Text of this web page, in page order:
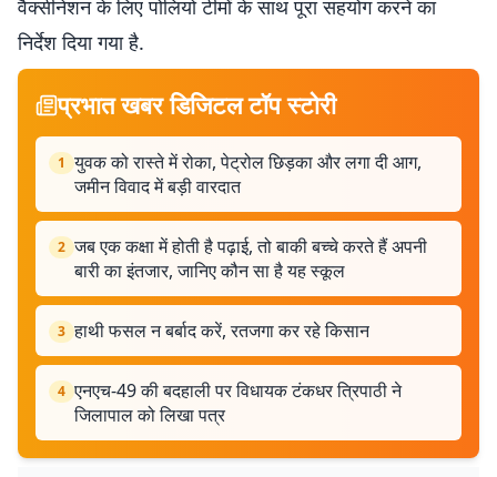
वैक्सीनेशन के लिए पोलियो टीमों के साथ पूरा सहयोग करने का
निर्देश दिया गया है.
प्रभात खबर डिजिटल टॉप स्टोरी
1 युवक को रास्ते में रोका, पेट्रोल छिड़का और लगा दी आग,
जमीन विवाद में बड़ी वारदात
2 जब एक कक्षा में होती है पढ़ाई, तो बाकी बच्चे करते हैं अपनी
बारी का इंतजार, जानिए कौन सा है यह स्कूल
3 हाथी फसल न बर्बाद करें, रतजगा कर रहे किसान
4 एनएच-49 की बदहाली पर विधायक टंकधर त्रिपाठी ने
जिलापाल को लिखा पत्र